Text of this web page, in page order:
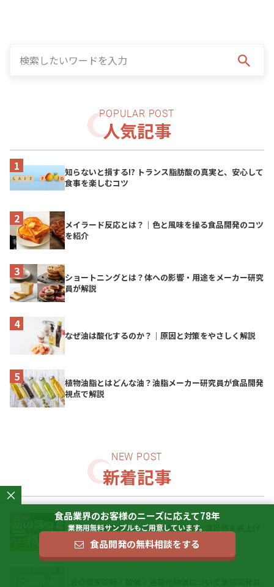
人気記事
知らないと損する!? トランス脂肪酸の真実と、安心して
食事を楽しむコツ
メイラード反応とは？｜色と風味を操る食品開発のコツ
を紹介
ショートニングとは？体への影響・用途をメーカー研究
員が解説
なぜ油は酸化するのか？｜原因と対策をやさしく解説
植物油脂とはどんな油？油脂メーカー研究員が食品開発
視点で解説
新着記事
油の味「脂肪味」を活用せよ！コクと満足感を底上げ
する第6の味覚
×
食品業界のお客様のニーズに応えて78年
業務用無料サンプルもご用意しています。
食品開発の無料相談をする